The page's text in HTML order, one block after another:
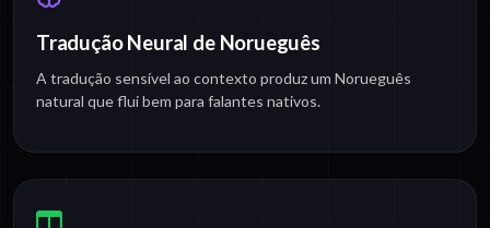
Tradução Neural de Norueguês
A tradução sensível ao contexto produz um Norueguês
natural que flui bem para falantes nativos.